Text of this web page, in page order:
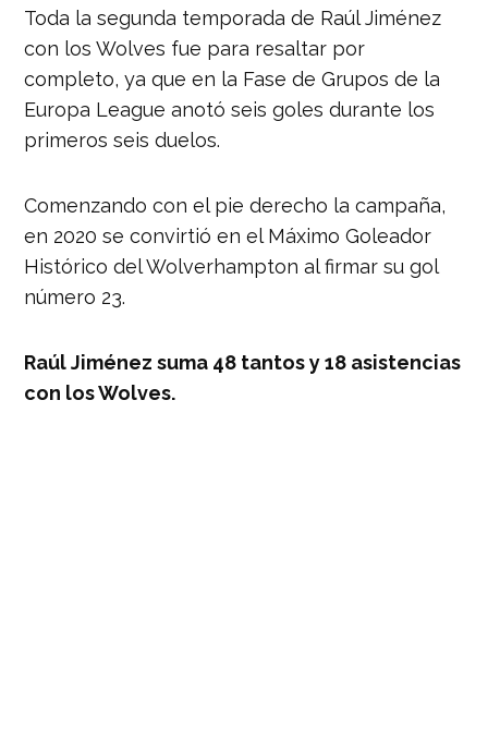
Toda la segunda temporada de Raúl Jiménez
con los Wolves fue para resaltar por
completo, ya que en la Fase de Grupos de la
Europa League anotó seis goles durante los
primeros seis duelos.
Comenzando con el pie derecho la campaña,
en 2020 se convirtió en el Máximo Goleador
Histórico del Wolverhampton al firmar su gol
número 23.
Raúl Jiménez suma 48 tantos y 18 asistencias
con los Wolves.